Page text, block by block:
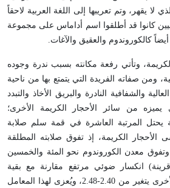
لا يقهر، وتم تعريبها إلى اللغة العربية لاحقاً
كانوا قد أطلقوا اسم أداماس على مجموعة
كالكوروندوم والعقيق والآغات.
وتأتي رفعة مكانته بسبب ندرة وجوده
ومن صفاته الفريدة التي يتمتع بها من ناحية
والشفافية النادرة والبريق الأخاذ والتبدد
يميزه من سائر الأحجار الكريمة الأخرى؛
يحتل المرتبة العاشرة في قمة سلم صلابة
الأحجار الكريمة، إذ تفوق صلابته المطلقة
معدن الكوروندوم نحو المئة والخمسين
انكسار ضوئي مرتفع مقارنة مع بقية
الأحجار الكريمة الطبيعية الأخرى يتغير من 2.40-2.48، ويُعزى لهذا المعامل